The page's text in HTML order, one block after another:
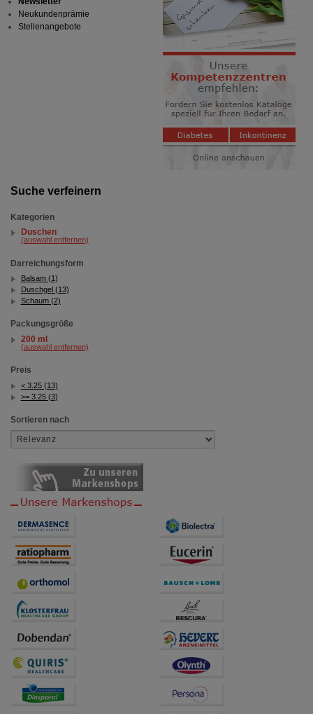
unserer Website sammeln, mit deren Hilfe wir unsere
Website weiter für Sie optimieren können, den Inhalt
auf unserer Website aber auch die Werbung auf
Drittseiten möglichst relevant für Sie zu gestalten.
Bitte beachten Sie, dass Daten hierfür teilweise an
Dritte wie z.B. Google oder soziale Medien
Suche verfeinern
Kategorien
Duschen
(auswahl entfernen)
Darreichungsform
Balsam (1)
Duschgel (13)
Schaum (2)
Packungsgröße
200 ml
(auswahl entfernen)
Preis
< 3.25 (13)
>= 3.25 (3)
Sortieren nach
Neukundenprämie
Stellenangebote